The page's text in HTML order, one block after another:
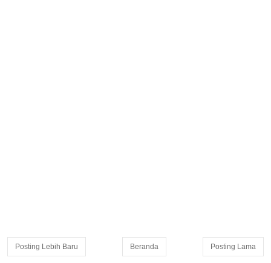
Posting Lebih Baru Posting Lama
Beranda